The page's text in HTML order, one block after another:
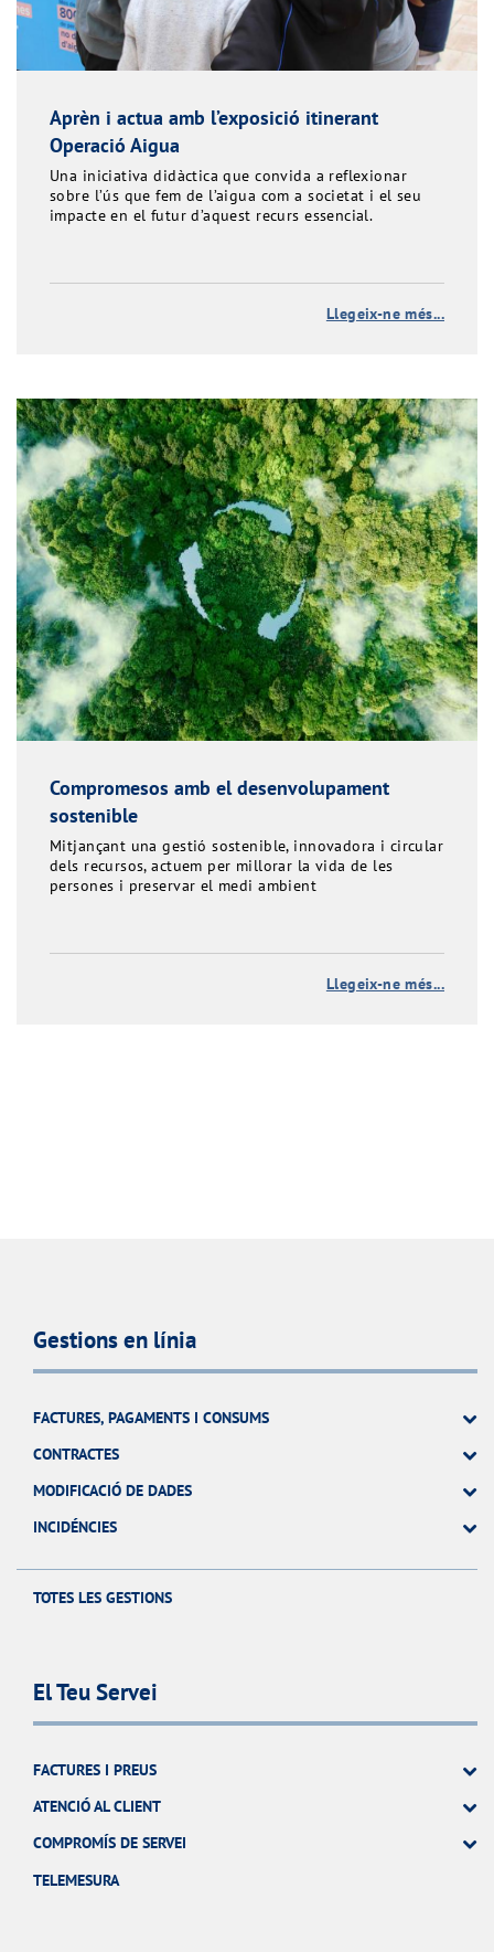
Aprèn i actua amb l’exposició itinerant
Operació Aigua
Una iniciativa didàctica que convida a reflexionar
sobre l’ús que fem de l’aigua com a societat i el seu
impacte en el futur d’aquest recurs essencial.
Llegeix-ne més...
Compromesos amb el desenvolupament
sostenible
Mitjançant una gestió sostenible, innovadora i circular
dels recursos, actuem per millorar la vida de les
persones i preservar el medi ambient
Llegeix-ne més...
Gestions en línia
FACTURES, PAGAMENTS I CONSUMS
CONTRACTES
MODIFICACIÓ DE DADES
INCIDÉNCIES
TOTES LES GESTIONS
El Teu Servei
FACTURES I PREUS
ATENCIÓ AL CLIENT
COMPROMÍS DE SERVEI
TELEMESURA